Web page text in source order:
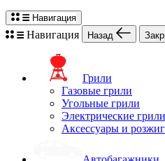
Навигация
Навигация Назад
Грили
Газовые грили
Угольные грили
Электрические грили
Аксессуары и